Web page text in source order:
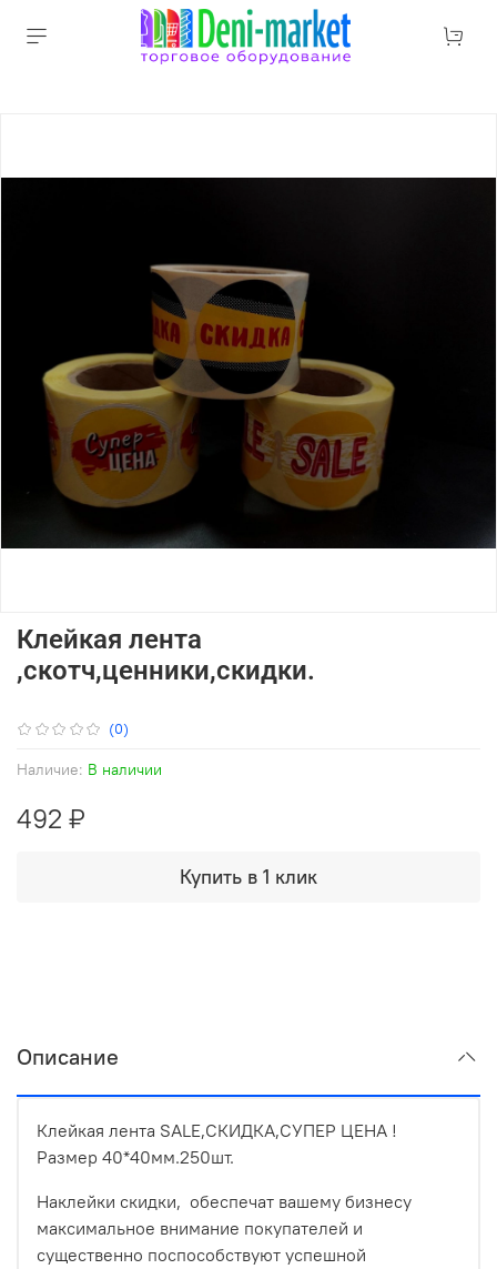
(0)
Наличие: В наличии
Клейкая лента
,скотч,ценники,скидки.
492 ₽
Купить в 1 клик
Описание
Клейкая лента SALE,СКИДКА,СУПЕР ЦЕНА !
Размер 40*40мм.250шт.
Наклейки скидки, обеспечат вашему бизнесу
максимальное внимание покупателей и
существенно поспособствуют успешной